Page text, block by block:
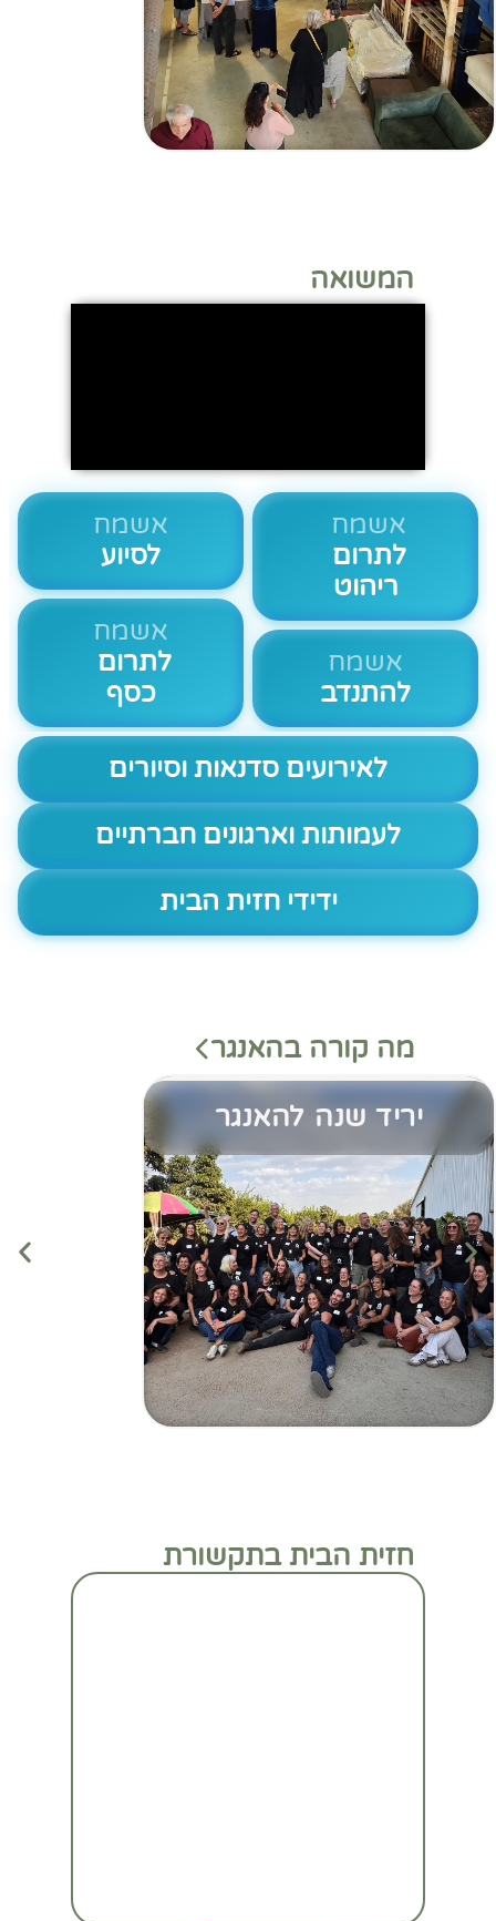
המשואה
אשמח
לתרום
ריהוט
אשמח
להתנדב
אשמח
לסיוע
אשמח
לתרום
כסף
לאירועים סדנאות וסיורים
לעמותות וארגונים חברתיים
ידידי חזית הבית
מה קורה בהאנגר
יריד שנה להאנגר
חזית הבית בתקשורת
מעבר לכתבה המלאה